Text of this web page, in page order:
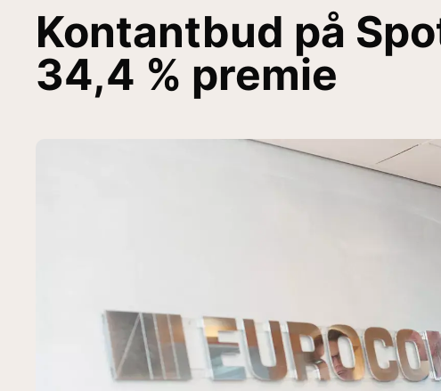
Kontantbud på
34,4 % premie